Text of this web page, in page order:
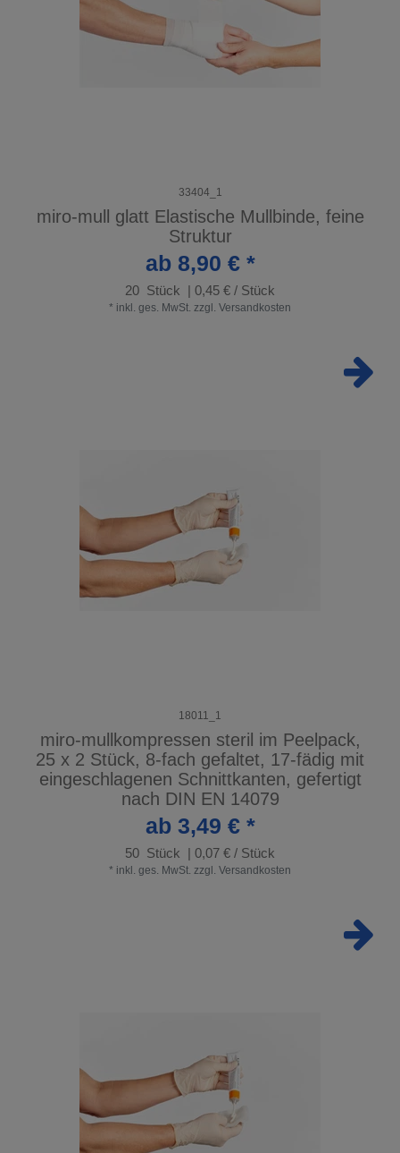
33404_1
miro-mull glatt Elastische Mullbinde, feine
Struktur
ab 8,90 € *
20 Stück | 0,45 € / Stück
* inkl. ges. MwSt. zzgl. Versandkosten
18011_1
miro-mullkompressen steril im Peelpack,
25 x 2 Stück, 8-fach gefaltet, 17-fädig mit
eingeschlagenen Schnittkanten, gefertigt
nach DIN EN 14079
ab 3,49 € *
50 Stück | 0,07 € / Stück
* inkl. ges. MwSt. zzgl. Versandkosten